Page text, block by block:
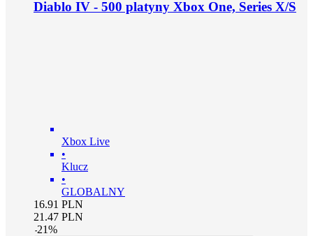
Diablo IV - 500 platyny Xbox One, Series X/S
Xbox Live
•
Klucz
•
GLOBALNY
16.91 PLN
21.47 PLN
-21%